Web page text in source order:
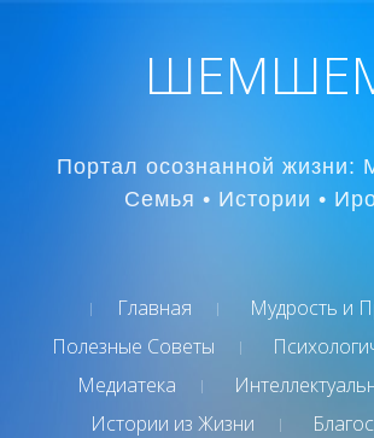
Портал осознанной жизни:
Семья • Истории •
Главная
Мудрость и
Полезные Советы
Медиатека
Истории из Жизни